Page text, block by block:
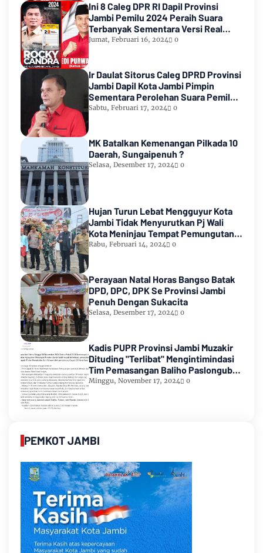
Ini 8 Caleg DPR RI Dapil Provinsi
Jambi Pemilu 2024 Peraih Suara
Terbanyak Sementara Versi Real
Count KPU RI
Jumat, Februari 16, 2024 0
Ir Daulat Sitorus Caleg DPRD Provinsi
Jambi Dapil Kota Jambi Pimpin
Sementara Perolehan Suara Pemilu
2024
Sabtu, Februari 17, 2024 0
MK Batalkan Kemenangan Pilkada 10
Daerah, Sungaipenuh ?
Selasa, Desember 17, 2024 0
Hujan Turun Lebat Mengguyur Kota
Jambi Tidak Menyurutkan Pj Wali
Kota Meninjau Tempat Pemungutan
Suara Pemilu 2024
Rabu, Februari 14, 2024 0
Perayaan Natal Horas Bangso Batak
DPD, DPC, DPK Se Provinsi Jambi
Penuh Dengan Sukacita
Selasa, Desember 17, 2024 0
Kadis PUPR Provinsi Jambi Muzakir
Dituding "Terlibat" Mengintimindasi
Tim Pemasangan Baliho Paslongub
Romi-Sudirman
Minggu, November 17, 2024 0
PEMKOT JAMBI